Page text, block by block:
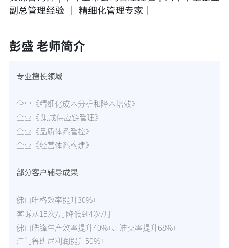
副总管理经验 │ 精细化管理专家│
彭盛 老师简介
专业擅长领域
企业《精细化成本分析和降本增效》
企业《 集成供应链管理》
企业《品质体系管控》
企业《经营体系构建》
部分客户辅导成果
佛山唯格效率提升30%+
客诉从15次/月降低到4次/月
佛山皓锋生产效率提升40%+、准交率提升68%+
江门鲁班尼利润提升50%+